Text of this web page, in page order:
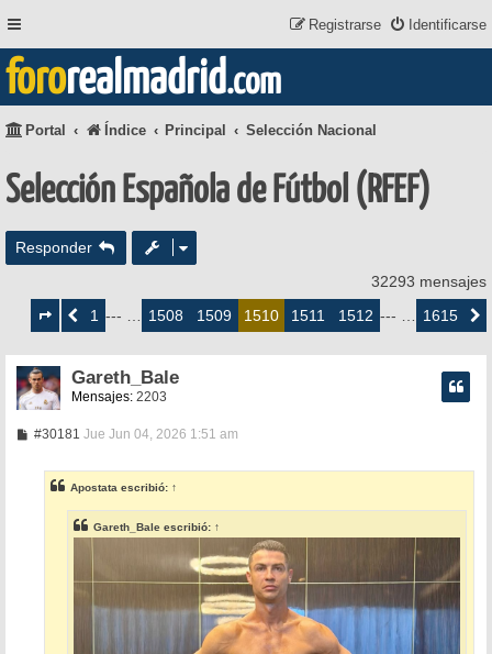
Identificarse
Registrarse
fororealmadrid.com
Portal Índice Principal Selección Nacional
Selección Española de Fútbol (RFEF)
Responder
32293 mensajes
deAnterior1 --- … 1508 1509 1510 1511 1512 --- … 1615
Gareth_Bale
Mensajes: 2203
#30181 M
a
j
e
Jue Jun 04, 2026 1:51 am
Apostata escribió: ↑
Gareth_Bale escribió: ↑